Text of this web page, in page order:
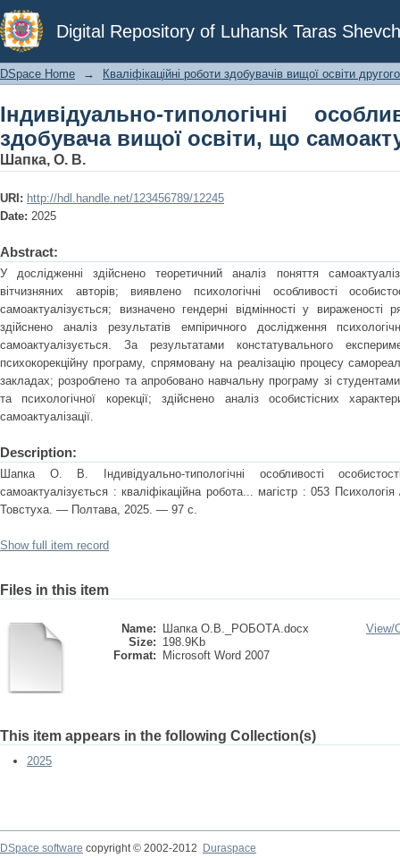
Digital Repository of Luhansk Taras
Індивідуально-типологічні
що самоактуалізується
DSpace Home → Кваліфікаційні роботи здобувачів вищої освіти
Індивідуально-типологічні
здобувача вищої освіти, що
Шапка, О. В.
URI: http://hdl.handle.net/123456789/12245
Date: 2025
Abstract:
У дослідженні здійснено теоретичний аналіз поняття
вітчизняних авторів; виявлено психологічні особливості
самоактуалізується; визначено гендерні відмінності у вираженості
здійснено аналіз результатів емпіричного дослідження
самоактуалізується. За результатами констатувального
психокорекційну програму, спрямовану на реалізацію процесу
закладах; розроблено та апробовано навчальну програму зі
та психологічної корекції; здійснено аналіз особистісних
самоактуалізації.
Description:
Шапка О. В. Індивідуально-типологічні особливості
самоактуалізується : кваліфікаційна робота... магістр : 053
Товстуха. — Полтава, 2025. — 97 с.
Show full item record
Files in this item
Name:
Шапка О.В._РОБОТА.docx
Size: 198.9Kb
Format:
Microsoft Word 2007
View/
This item appears in the following Collection(s)
2025
DSpace software copyright © 2002-2012
Duraspace